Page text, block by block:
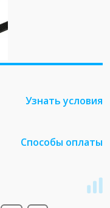
Узнать условия
Способы оплаты